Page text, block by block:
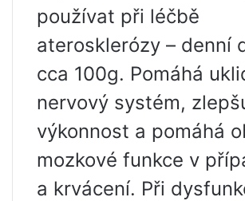
používat při léčbě
aterosklerózy – denní
cca 100g. Pomáhá
nervový systém,
výkonnost a pomáhá
mozkové funkce v
a krvácení. Při